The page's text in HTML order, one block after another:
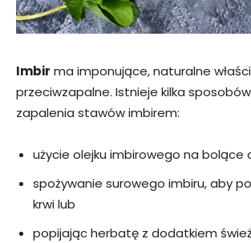
Imbir ma imponujące, naturalne
przeciwzapalne. Istnieje kilka
zapalenia stawów imbirem:
użycie olejku imbirowego na bolące
spożywanie surowego imbiru, aby
krwi lub
popijając herbatę z dodatkiem